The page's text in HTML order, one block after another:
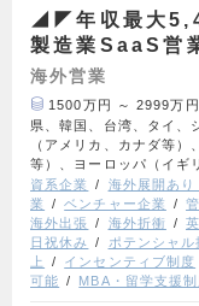
◢◤年収最大
製造業SaaS営
海外営業
1500万円 ～ 2999万円
県、韓国、台湾、タイ、
（アメリカ、カナダ等
等）、ヨーロッパ（イギ
資系企業
海外展開あり
業
ベンチャー企業
海外出張
海外折衝
日祝休み
ポテンシャル
上
インセンティブ制度
可能
MBA・留学支援制